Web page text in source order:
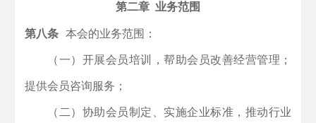
第二章 业务范围
第八条 本会的业务范围：
（一）开展会员培训，帮助会员改善经营管理；
提供会员咨询服务；
（二）协助会员制定、实施企业标准，推动行业